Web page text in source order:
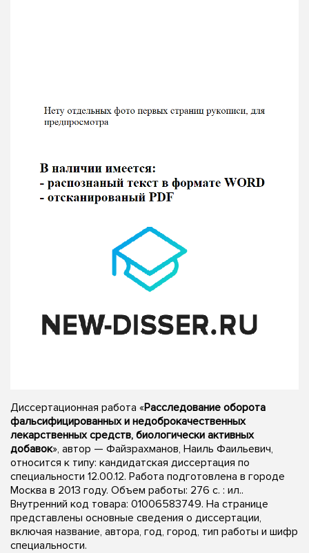
Диссертационная работа «Расследование оборота
фальсифицированных и недоброкачественных
лекарственных средств, биологически активных
добавок», автор — Файзрахманов, Наиль Фаильевич,
относится к типу: кандидатская диссертация по
специальности 12.00.12. Работа подготовлена в городе
Москва в 2013 году. Объем работы: 276 с. : ил..
Внутренний код товара: 01006583749. На странице
представлены основные сведения о диссертации,
включая название, автора, год, город, тип работы и шифр
специальности.